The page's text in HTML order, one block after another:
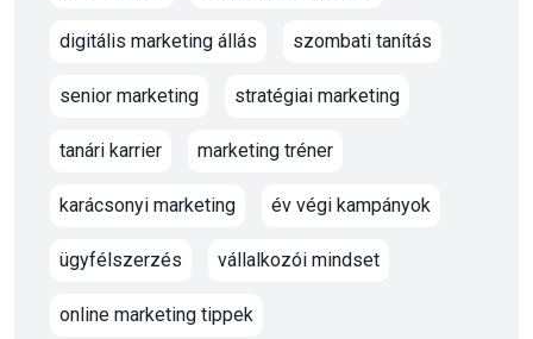
digitális marketing állás szombati tanítás
senior marketing stratégiai marketing
tanári karrier marketing tréner
karácsonyi marketing év végi kampányok
ügyfélszerzés vállalkozói mindset
online marketing tippek